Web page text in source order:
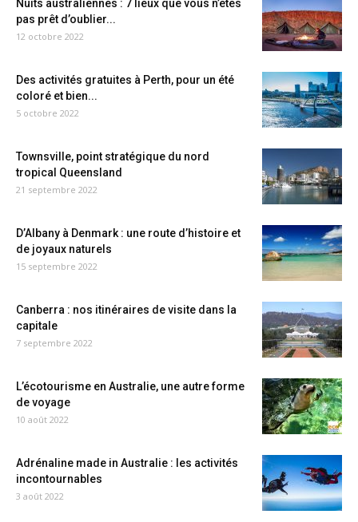
Nuits australiennes : 7 lieux que vous n’êtes
pas prêt d’oublier...
12 octobre 2022
Des activités gratuites à Perth, pour un été
coloré et bien...
5 octobre 2022
Townsville, point stratégique du nord
tropical Queensland
21 septembre 2022
D’Albany à Denmark : une route d’histoire et
de joyaux naturels
15 septembre 2022
Canberra : nos itinéraires de visite dans la
capitale
7 septembre 2022
L’écotourisme en Australie, une autre forme
de voyage
10 août 2022
Adrénaline made in Australie : les activités
incontournables
3 août 2022